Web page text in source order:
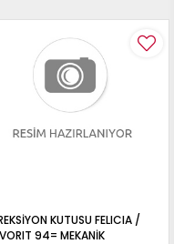
KUTUSU FELICIA /
94= MEKANİK